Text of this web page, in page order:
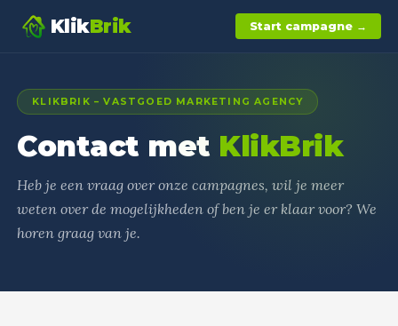
KlikBrik Start campagne →
KLIKBRIK – VASTGOED MARKETING AGENCY
Contact met KlikBrik
Heb je een vraag over onze campagnes, wil je meer
weten over de mogelijkheden of ben je er klaar voor? We
horen graag van je.